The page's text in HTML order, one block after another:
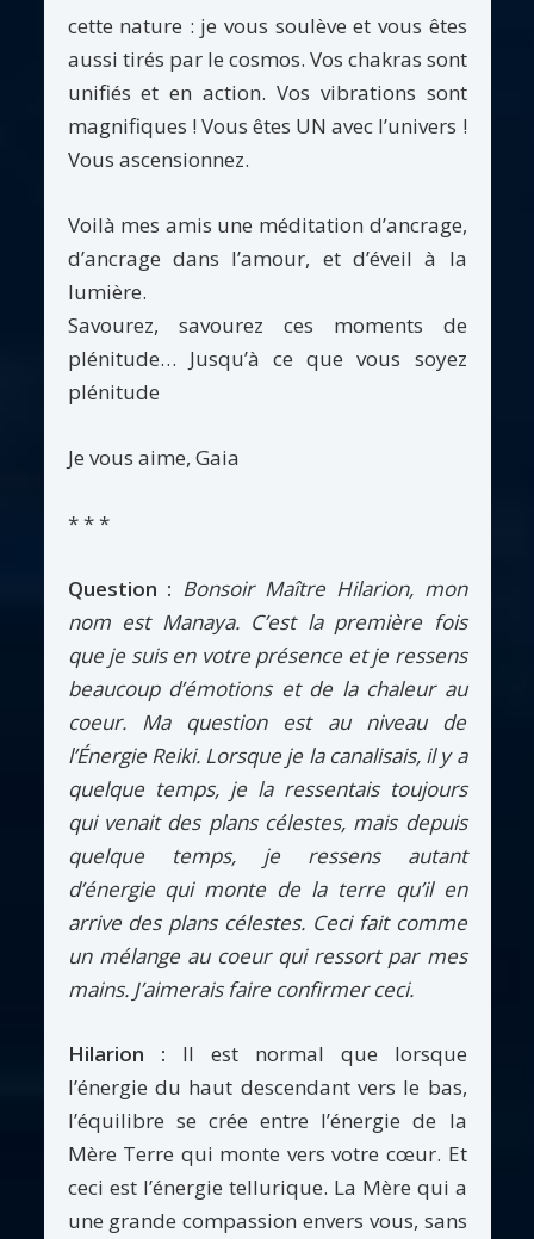
cette nature : je vous soulève et vous êtes
aussi tirés par le cosmos. Vos chakras sont
unifiés et en action. Vos vibrations sont
magnifiques ! Vous êtes UN avec l’univers !
Vous ascensionnez.
Voilà mes amis une méditation d’ancrage,
d’ancrage dans l’amour, et d’éveil à la
lumière.
Savourez, savourez ces moments de
plénitude… Jusqu’à ce que vous soyez
plénitude
Je vous aime, Gaia
* * *
Question : Bonsoir Maître Hilarion, mon
nom est Manaya. C’est la première fois
que je suis en votre présence et je ressens
beaucoup d’émotions et de la chaleur au
coeur. Ma question est au niveau de
l’Énergie Reiki. Lorsque je la canalisais, il y a
quelque temps, je la ressentais toujours
qui venait des plans célestes, mais depuis
quelque temps, je ressens autant
d’énergie qui monte de la terre qu’il en
arrive des plans célestes. Ceci fait comme
un mélange au coeur qui ressort par mes
mains. J’aimerais faire confirmer ceci.
Hilarion : Il est normal que lorsque
l’énergie du haut descendant vers le bas,
l’équilibre se crée entre l’énergie de la
Mère Terre qui monte vers votre cœur. Et
ceci est l’énergie tellurique. La Mère qui a
une grande compassion envers vous, sans